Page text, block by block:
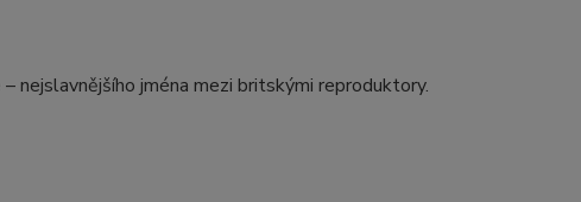
nejslavnějšího jména mezi britskými reproduktory.